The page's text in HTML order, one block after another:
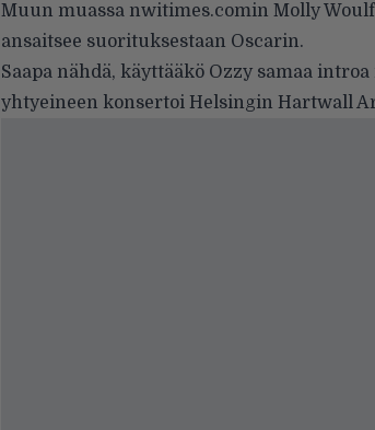
Muun muassa nwitimes.comin Molly
ansaitsee suorituksestaan Oscarin.
Saapa nähdä, käyttääkö Ozzy samaa
yhtyeineen konsertoi Helsingin Hartwall